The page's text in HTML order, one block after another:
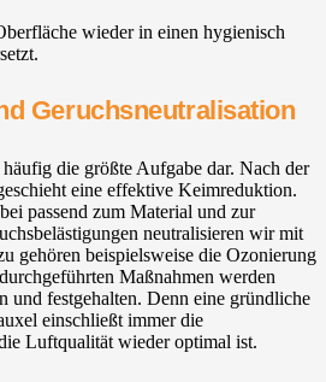
wieder in einen hygienisch
Geruchsneutralisation
die größte Aufgabe dar. Nach der
eine effektive Keimreduktion.
passend zum Material und zur
neutralisieren wir mit
gehören beispielsweise die Ozonierung
Maßnahmen werden
und festgehalten. Denn eine gründliche
einschließt immer die
Luftqualität wieder optimal ist.